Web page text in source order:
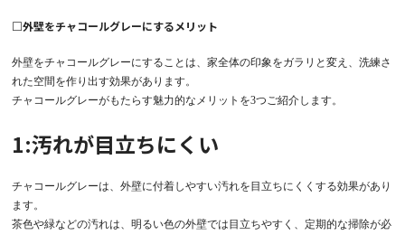
□外壁をチャコールグレーにするメリット
外壁をチャコールグレーにすることは、家全体の印象をガラリと変え、洗練さ
れた空間を作り出す効果があります。
チャコールグレーがもたらす魅力的なメリットを3つご紹介します。
1:汚れが目立ちにくい
チャコールグレーは、外壁に付着しやすい汚れを目立ちにくくする効果があり
ます。
茶色や緑などの汚れは、明るい色の外壁では目立ちやすく、定期的な掃除が必